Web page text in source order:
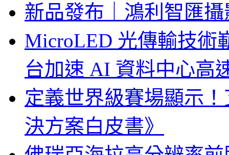
新品發布｜鴻利智匯
MicroLED 光傳輸技術
台加速 AI 資料中心高
定義世界級賽場顯示
決方案白皮書》